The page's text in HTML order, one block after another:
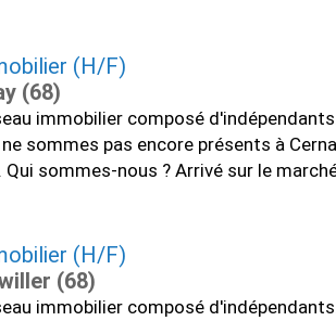
(H/F)
(68)
immobilier composé
ne sommes pas encore présents à
Qui sommes-nous ? Arrivé sur le
(H/F)
(68)
immobilier composé